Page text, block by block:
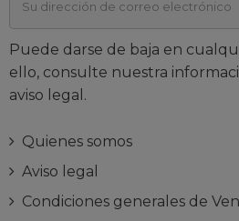
Puede darse de baja en
ello, consulte nuestra
aviso legal.
Quienes somos
Aviso legal
Condiciones generales de